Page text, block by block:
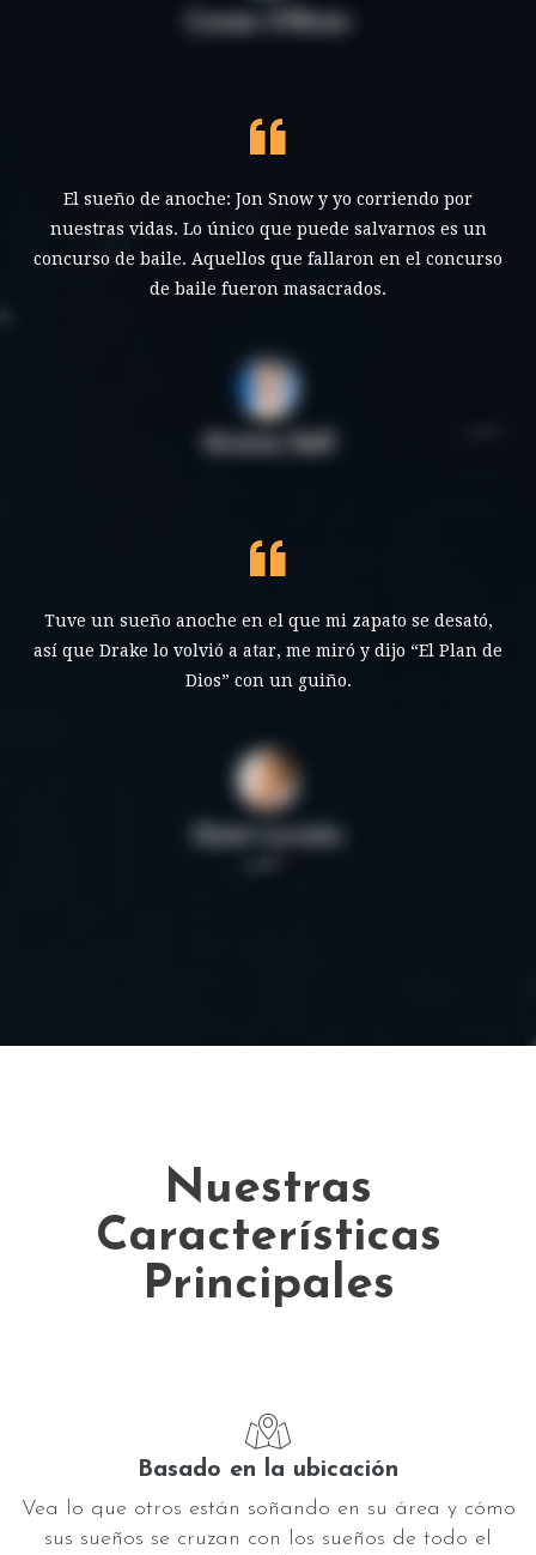
El sueño de anoche: Jon Snow y yo corriendo por
nuestras vidas. Lo único que puede salvarnos es un
concurso de baile. Aquellos que fallaron en el concurso
de baile fueron masacrados.
Tuve un sueño anoche en el que mi zapato se desató,
así que Drake lo volvió a atar, me miró y dijo “El Plan de
Dios” con un guiño.
Nuestras
Características
Principales
Basado en la ubicación
Vea lo que otros están soñando en su área y cómo
sus sueños se cruzan con los sueños de todo el